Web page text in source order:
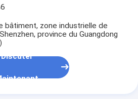
bâtiment, zone industrielle de
province du Guangdong
Discuter